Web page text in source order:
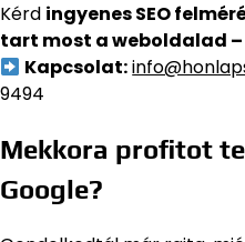
Kérd ingyenes SEO
tart most a weboldalad
Kapcsolat:
9494
Mekkora profitot
Google?